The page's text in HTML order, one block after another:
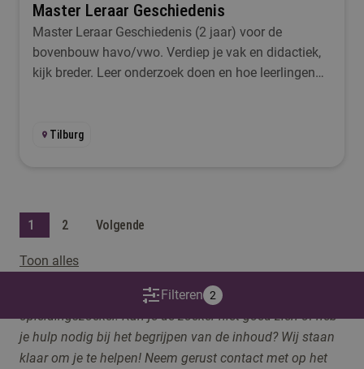
Master Leraar Geschiedenis
Master Leraar Geschiedenis (2 jaar) voor de
bovenbouw havo/vwo. Verdiep je vak en didactiek,
kijk breder. Leer onderzoek doen en hoe leerlingen
Tilburg
1 2 Volgende
Toon alles
Filteren 2
Op deze pagina maken we gebruik van een
opleidingszoeker. Kan je de zoeker niet goed zien of heb
je hulp nodig bij het begrijpen van de inhoud? Wij staan
klaar om je te helpen! Neem gerust contact met op het